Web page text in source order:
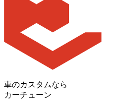
車のカスタムなら
カーチューン